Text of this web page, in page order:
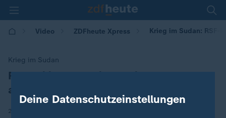
Video ZDFheute Xpress Krieg im Sudan: RSF-
Krieg im Sudan
:RSF-Miliz ruft dreimonatige Waffenruhe
aus
25.11.2025 | 07:45
Deine Datenschutzeinstellungen